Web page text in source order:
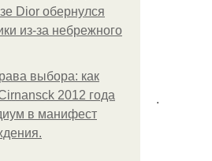
Dior обернулся
из-за небрежного
выбора: как
2012 года
в манифест
.